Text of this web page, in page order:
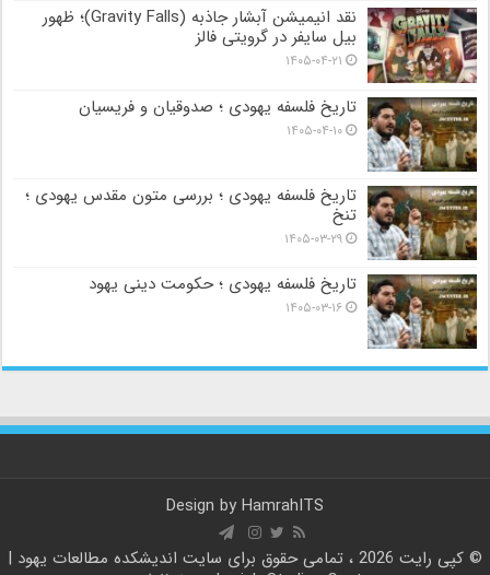
نقد انیمیشن آبشار جاذبه (Gravity Falls)؛ ظهور
بیل سایفر در گرویتی فالز
۱۴۰۵-۰۴-۲۱
تاریخ فلسفه یهودی ؛ صدوقیان و فریسیان
۱۴۰۵-۰۴-۱۰
تاریخ فلسفه یهودی ؛ بررسی متون مقدس یهودی ؛
تنخ
۱۴۰۵-۰۳-۲۹
تاریخ فلسفه یهودی ؛ حکومت دینی یهود
۱۴۰۵-۰۳-۱۶
Design by HamrahITS
© کپی رایت 2026 ، تمامی حقوق برای سایت
اندیشکده مطالعات یهود |